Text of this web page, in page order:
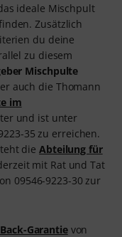
ideale Mischpult
Zusätzlich
du deine
zu diesem
Mischpulte
auch die Thomann
im
und ist unter
35 zu erreichen.
dieAbteilung für
mit Rat und Tat
09546-9223-30 zur
Garantievon